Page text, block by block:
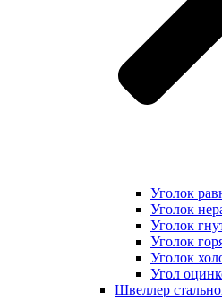
Уголок
Уголок
Уголок
Уголок
Уголок
Угол
Швеллер